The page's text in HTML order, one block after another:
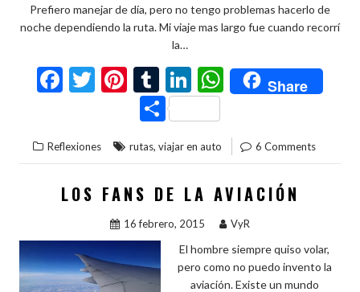
Prefiero manejar de día, pero no tengo problemas hacerlo de
noche dependiendo la ruta. Mi viaje mas largo fue cuando recorrí
la…
F
b
o
o
k
T
er
Pi
nt
er
es
t
T
u
m
bl
r
Li
n
ke
dI
n
W
h
at
s
A
p
p
Share
C
o
m
p
ar
ti
r
Reflexiones rutas, viajar en auto 6 Comments
LOS FANS DE LA AVIACIÓN
16 febrero, 2015 VyR
El hombre siempre quiso volar,
pero como no puedo invento la
aviación. Existe un mundo